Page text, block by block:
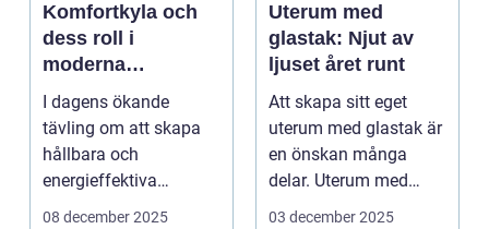
Komfortkyla och
dess roll i
moderna
kommersiella
fastigheter
I dagens ökande
tävling om att skapa
hållbara och
energieffektiva
byggnader, spelar ...
08 december 2025
Uterum med
glastak: Njut av
ljuset året runt
Att skapa sitt eget
uterum med glastak är
en önskan många
delar. Uterum med
glastak ...
03 december 2025